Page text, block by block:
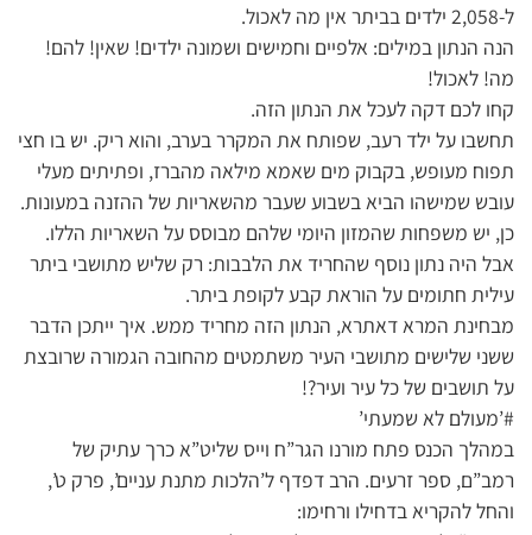
ל-2,058 ילדים בביתר אין מה לאכול.
הנה הנתון במילים: אלפיים וחמישים ושמונה ילדים! שאין! להם!
מה! לאכול!
קחו לכם דקה לעכל את הנתון הזה.
תחשבו על ילד רעב, שפותח את המקרר בערב, והוא ריק. יש בו חצי
תפוח מעופש, בקבוק מים שאמא מילאה מהברז, ופתיתים מעלי
עובש שמישהו הביא בשבוע שעבר מהשאריות של ההזנה במעונות.
כן, יש משפחות שהמזון היומי שלהם מבוסס על השאריות הללו.
אבל היה נתון נוסף שהחריד את הלבבות: רק שליש מתושבי ביתר
עילית חתומים על הוראת קבע לקופת ביתר.
מבחינת המרא דאתרא, הנתון הזה מחריד ממש. איך ייתכן הדבר
ששני שלישים מתושבי העיר משתמטים מהחובה הגמורה שרובצת
על תושבים של כל עיר ועיר?!
#’מעולם לא שמעתי’
במהלך הכנס פתח מורנו הגר”ח וייס שליט”א כרך עתיק של
רמב”ם, ספר זרעים. הרב דפדף ל’הלכות מתנת עניים’, פרק ט’,
והחל להקריא בדחילו ורחימו: